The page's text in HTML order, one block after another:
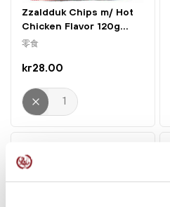
4. 搅拌均匀后即可享用。
Zzaldduk Chips m/ Hot
Chicken Flavor 120g...
零食
kr28.00